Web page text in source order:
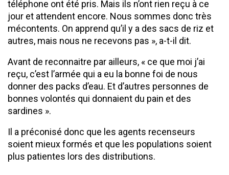
téléphone ont été pris. Mais ils n’ont rien reçu à ce
jour et attendent encore. Nous sommes donc très
mécontents. On apprend qu’il y a des sacs de riz et
autres, mais nous ne recevons pas », a-t-il dit.
Avant de reconnaitre par ailleurs, « ce que moi j’ai
reçu, c’est l’armée qui a eu la bonne foi de nous
donner des packs d’eau. Et d’autres personnes de
bonnes volontés qui donnaient du pain et des
sardines ».
Il a préconisé donc que les agents recenseurs
soient mieux formés et que les populations soient
plus patientes lors des distributions.